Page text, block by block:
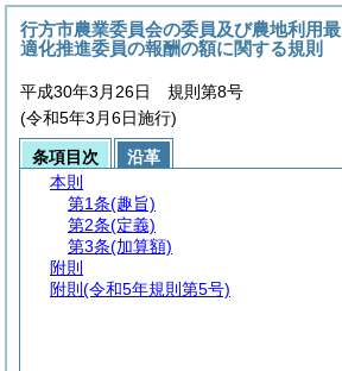
行方市農業委員会の委員及び農地利用最
適化推進委員の報酬の額に関する規則
平成30年3月26日 規則第8号
(令和5年3月6日施行)
条項目次
沿革
本則
第1条(趣旨)
第2条(定義)
第3条(加算額)
附則
附則 (令和5年規則第5号)